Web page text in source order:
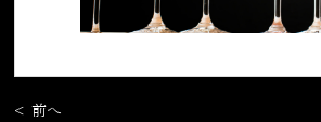
< 前へ